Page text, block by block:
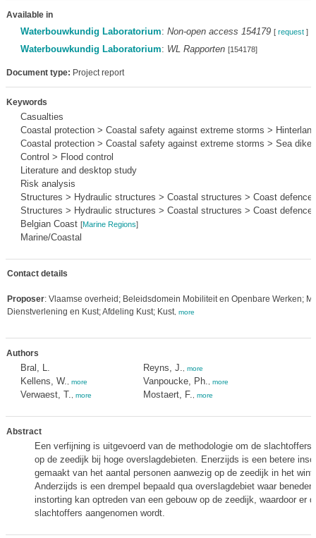
Available in
Waterbouwkundig Laboratorium: Non-open access 154179 [ request]
Waterbouwkundig Laboratorium: WL Rapporten [154178]
Document type: Project report
Keywords
Casualties
Coastal protection > Coastal safety against extreme storms > Hinterland
Coastal protection > Coastal safety against extreme storms > Sea dikes
Control > Flood control
Literature and desktop study
Risk analysis
Structures > Hydraulic structures > Coastal structures > Coast
Structures > Hydraulic structures > Coastal structures > Coast
Belgian Coast [Marine Regions]
Marine/Coastal
Contact details
Proposer: Vlaamse overheid; Beleidsdomein Mobiliteit en Openbare Werken;
Dienstverlening en Kust; Afdeling Kust; Kust, more
Authors
Bral, L.
Kellens, W.
more
Verwaest, T. more
Reyns, J. more
Vanpoucke, Ph. more
Mostaert, F. more
Abstract
Een verfijning is uitgevoerd van de methodologie om de slachtoffers
op de zeedijk bij hoge overslagdebieten. Enerzijds is een betere
gemaakt van het aantal personen aanwezig op de zeedijk in het
Anderzijds is een drempel bepaald qua overslagdebiet waar beneden
instorting kan optreden van een gebouw op de zeedijk, waardoor er
slachtoffers aangenomen wordt.